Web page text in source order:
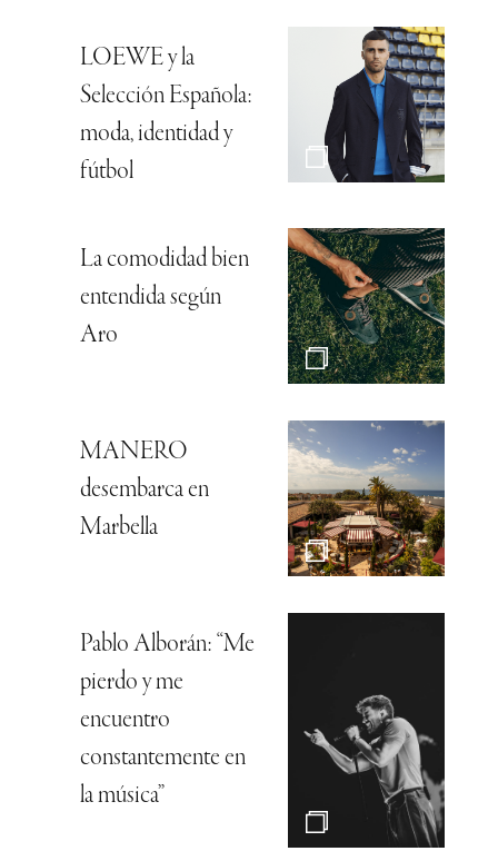
LOEWE y la
Selección Española:
moda, identidad y
fútbol
La comodidad bien
entendida según
Aro
MANERO
desembarca en
Marbella
Pablo Alborán: “Me
pierdo y me
encuentro
constantemente en
la música”